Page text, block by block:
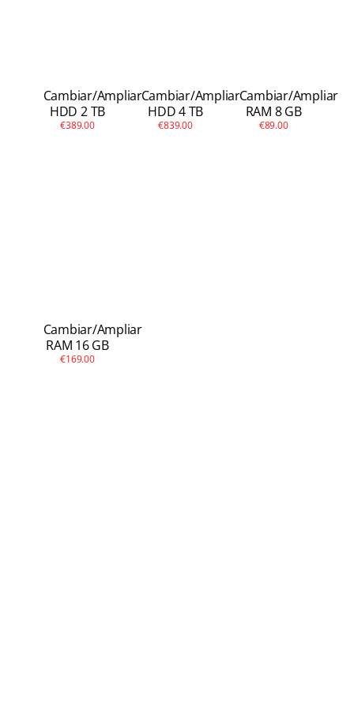
Cambiar/Ampliar
HDD 2 TB
€389.00
Cambiar/Ampliar
HDD 4 TB
€839.00
Cambiar/Ampliar
RAM 8 GB
€89.00
Cambiar/Ampliar
RAM 16 GB
€169.00